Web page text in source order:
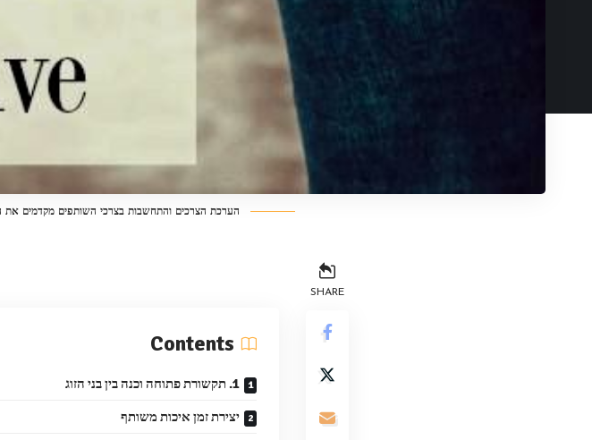
הערכת הצרכים והתחשבות בצרכי השותפים מקדמים את
SHARE
Contents
1. תקשורת פתוחה וכנה בין בני הזוג
יצירת זמן איכות משותף